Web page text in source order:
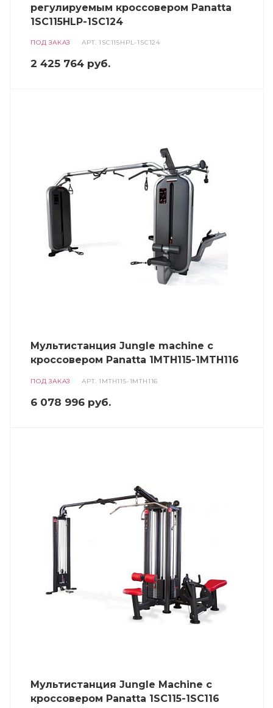
регулируемым кроссовером Panatta
1SC115HLP-1SC124
ПОД ЗАКАЗ АРТ.1SC115HPL-1SC124
2 425 764 руб.
Мультистанция Jungle machine с
кроссовером Panatta 1MTH115-1MTH116
ПОД ЗАКАЗ АРТ.1MTH115-1MTH116
6 078 996 руб.
Мультистанция Jungle Machine с
кроссовером Panatta 1SC115-1SC116